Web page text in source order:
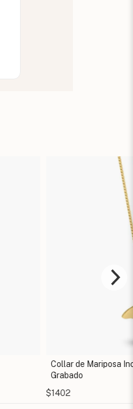
Collar de Mariposa
Grabado
$1402